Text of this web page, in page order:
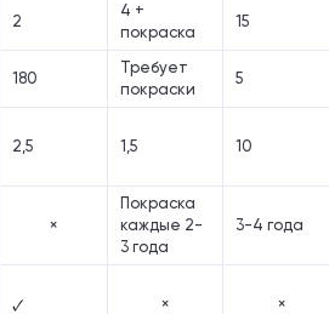
2
4 +
покраска
15
180
Требует
покраски
5
2,5 1,5 10
×
Покраска
каждые 2-
3 года
3-4 года
× ×